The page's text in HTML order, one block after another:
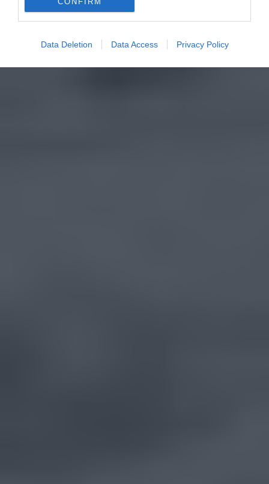
Data Deletion Data Access Privacy Policy